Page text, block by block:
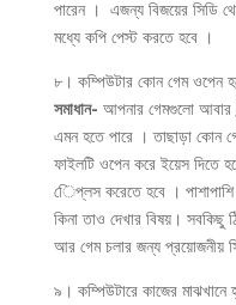
পারেন । এজন্য বিজয়ের সিডি
মধ্যে কপি পেস্ট করতে হবে ।
৮। কম্পিউটার কোন গেম ওপেন
সমাধান- আপনার গেমগুলো আবার
এমন হতে পারে । তাছাড়া কোন
ফাইলটি ওপেন করে ইয়েস দিতে
েিপ্লস করেতে হবে ।
কিনা তাও দেখার বিষয়। সবকিছু
আর গেম চলার জন্য প্রয়োজনীয়
৯। কম্পিউটারে কাজের